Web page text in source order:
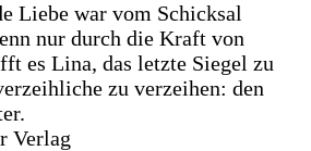
Liebe war vom Schicksal
nur durch die Kraft von
es Lina, das letzte Siegel zu
zu verzeihen: den
Verlag